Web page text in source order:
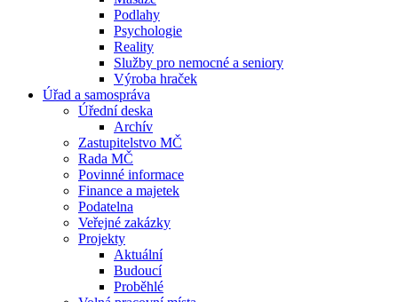
Podlahy
Psychologie
Reality
Služby pro nemocné a seniory
Výroba hraček
Úřad a samospráva
Úřední deska
Archív
Zastupitelstvo MČ
Rada MČ
Povinné informace
Finance a majetek
Podatelna
Veřejné zakázky
Projekty
Aktuální
Budoucí
Proběhlé